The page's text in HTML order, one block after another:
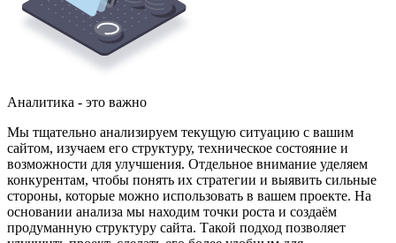
Аналитика - это важно
Мы тщательно анализируем текущую ситуацию с вашим
сайтом, изучаем его структуру, техническое состояние и
возможности для улучшения. Отдельное внимание уделяем
конкурентам, чтобы понять их стратегии и выявить сильные
стороны, которые можно использовать в вашем проекте. На
основании анализа мы находим точки роста и создаём
продуманную структуру сайта. Такой подход позволяет